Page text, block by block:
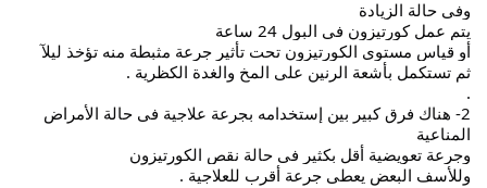
وفى حالة الزيادة
يتم عمل كورتيزون فى البول 24 ساعة
أو قياس مستوى الكورتيزون تحت تأثير جرعة مثبطة منه تؤخذ ليلآ
ثم تستكمل بأشعة الرنين على المخ والغدة الكظرية .
.
2- هناك فرق كبير بين إستخدامه بجرعة علاجية فى حالة الأمراض
المناعية
وجرعة تعويضية أقل بكثير فى حالة نقص الكورتيزون
وللأسف البعض يعطى جرعة أقرب للعلاجية .